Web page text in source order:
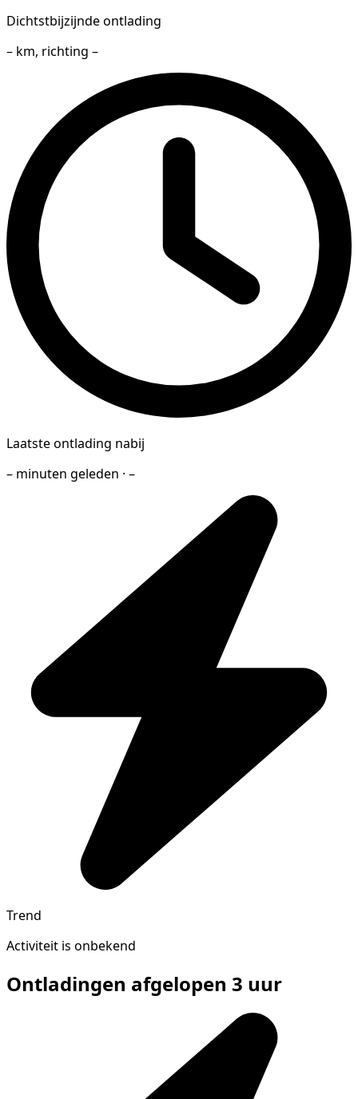
Dichtstbijzijnde ontlading
– km, richting –
Laatste ontlading nabij
– minuten geleden · –
Trend
Activiteit is onbekend
Ontladingen afgelopen 3 uur